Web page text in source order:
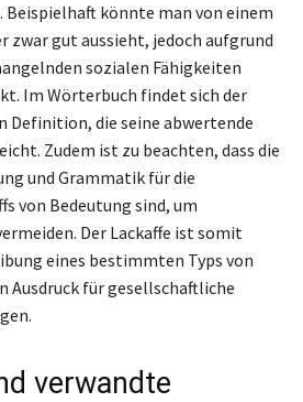
Beispielhaft könnte man von einem
zwar gut aussieht, jedoch aufgrund
sozialen Fähigkeiten
Im Wörterbuch findet sich der
Definition, die seine abwertende
Zudem ist zu beachten, dass die
und Grammatik für die
von Bedeutung sind, um
Der Lackaffe ist somit
eines bestimmten Typs von
Ausdruck für gesellschaftliche
verwandte